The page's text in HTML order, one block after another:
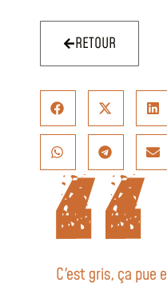
RETOUR
C'est gris, ça pue